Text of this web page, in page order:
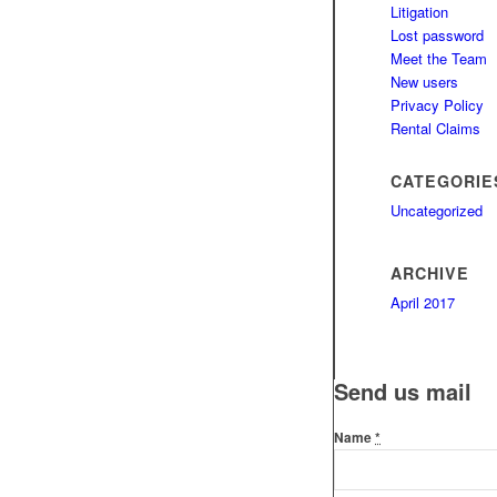
Litigation
Lost password
Meet the Team
New users
Privacy Policy
Rental Claims
Uncategorized
ARCHIVE
April 2017
Send us mail
Name*